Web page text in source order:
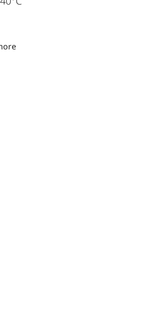
リーシュー（ISO準拠）、電
ファインダー「ライカ ビソ